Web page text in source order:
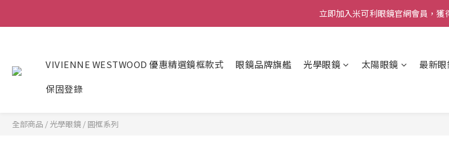
立即加入米可利眼鏡官網會員，獲
VIVIENNE WESTWOOD 優惠精選鏡框款式 眼鏡品牌旗艦 光學眼鏡 太陽眼鏡 最新
保固登錄
全部商品 /光學眼鏡 / 圓框系列